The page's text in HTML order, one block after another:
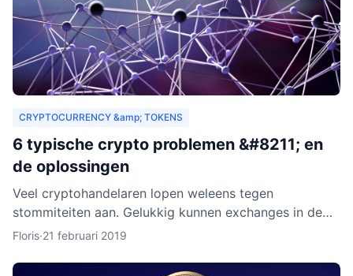
CRYPTOCURRENCY &amp; TOKENS
6 typische crypto problemen &#8211; en
de oplossingen
Veel cryptohandelaren lopen weleens tegen
stommiteiten aan. Gelukkig kunnen exchanges in de
meeste gevallen helpen. Helaas zijn er ook gevallen
Floris·21 februari 2019